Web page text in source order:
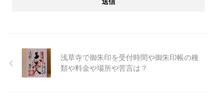
浅草寺で御朱印を受付時間や御朱印帳の種
類や料金や場所や苦言は？